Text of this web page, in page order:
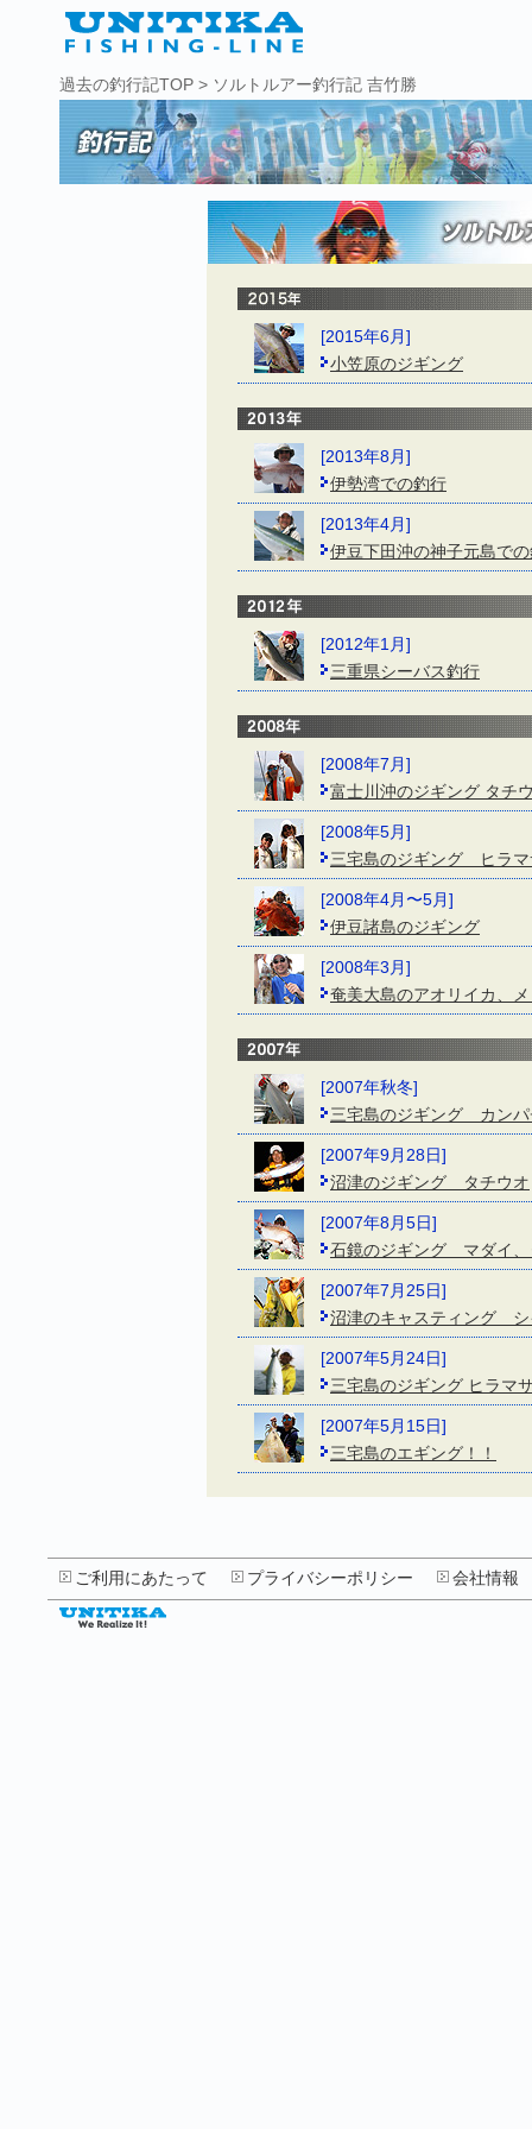
過去の釣行記TOP > ソルトルアー釣行記 吉竹勝
[2015年6月]
小笠原のジギング
[2013年8月]
伊勢湾での釣行
[2013年4月]
伊豆下田沖の神子元島で
[2012年1月]
三重県シーバス釣行
[2008年7月]
富士川沖のジギング タチ
[2008年5月]
三宅島のジギング ヒラマ
[2008年4月〜5月]
伊豆諸島のジギング
[2008年3月]
奄美大島のアオリイカ、
[2007年秋冬]
三宅島のジギング カンパ
[2007年9月28日]
沼津のジギング タチウオ
[2007年8月5日]
石鏡のジギング マダイ、
[2007年7月25日]
沼津のキャスティング シ
[2007年5月24日]
三宅島のジギング ヒラマ
[2007年5月15日]
三宅島のエギング！！
ご利用にあたって プライバシーポリシー 会社情報